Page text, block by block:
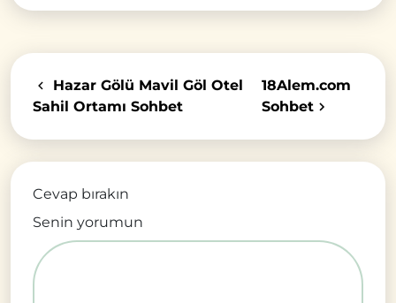
Hazar Gölü Mavil Göl Otel
Sahil Ortamı Sohbet
18Alem.com
Sohbet
Cevap bırakın
Senin yorumun